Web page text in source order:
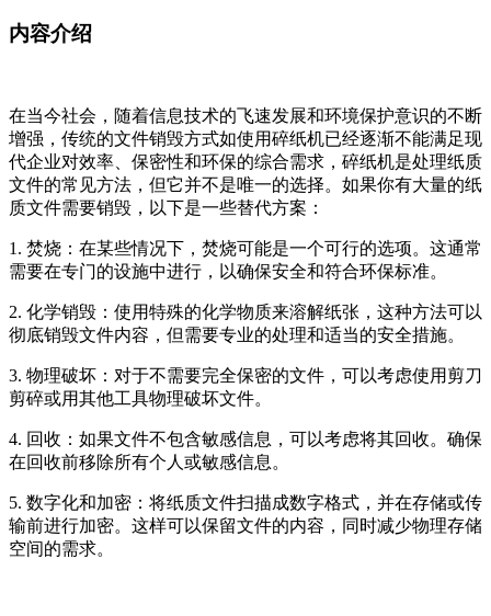
内容介绍
在当今社会，随着信息技术的飞速发展和环境保护意识的不断
增强，传统的文件销毁方式如使用碎纸机已经逐渐不能满足现
代企业对效率、保密性和环保的综合需求，碎纸机是处理纸质
文件的常见方法，但它并不是唯一的选择。如果你有大量的纸
质文件需要销毁，以下是一些替代方案：
1. 焚烧：在某些情况下，焚烧可能是一个可行的选项。这通常
需要在专门的设施中进行，以确保安全和符合环保标准。
2. 化学销毁：使用特殊的化学物质来溶解纸张，这种方法可以
彻底销毁文件内容，但需要专业的处理和适当的安全措施。
3. 物理破坏：对于不需要完全保密的文件，可以考虑使用剪刀
剪碎或用其他工具物理破坏文件。
4. 回收：如果文件不包含敏感信息，可以考虑将其回收。确保
在回收前移除所有个人或敏感信息。
5. 数字化和加密：将纸质文件扫描成数字格式，并在存储或传
输前进行加密。这样可以保留文件的内容，同时减少物理存储
空间的需求。